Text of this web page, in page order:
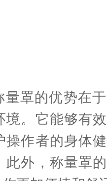
的优势在于
境。它能够有
操作者的身体
此外，称量罩